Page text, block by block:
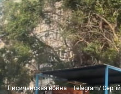
Лисичанская война Telegram/